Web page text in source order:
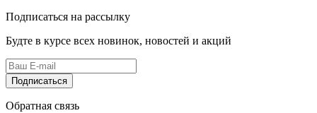
Подписаться на рассылку
Будте в курсе всех новинок, новостей и акций
Подписаться
Обратная связь